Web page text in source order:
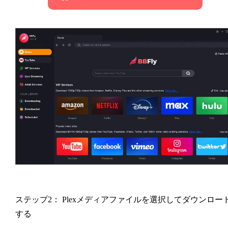
ステップ2： Plexメディアファイルを選択してダウンロー
する